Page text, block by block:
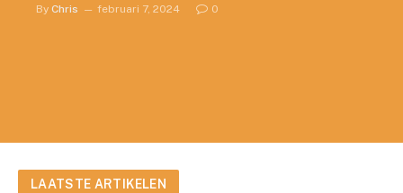
By Chris februari 7, 2024 0
LAATSTE ARTIKELEN